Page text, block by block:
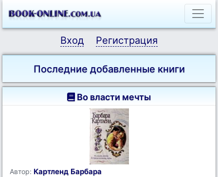
Вход Регистрация
Последние добавленные книги
Во власти мечты
Автор: Картленд Барбара